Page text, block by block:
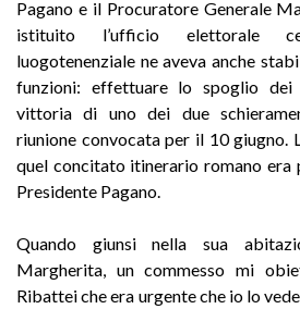
Pagano e il Procuratore Generale
istituito l’ufficio elettorale
luogotenenziale ne aveva anche
funzioni: effettuare lo spoglio
vittoria di uno dei due
riunione convocata per il 10 giugno.
quel concitato itinerario romano era
Presidente Pagano.
Quando giunsi nella sua
Margherita, un commesso mi
Ribattei che era urgente che io lo